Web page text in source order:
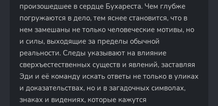
произошедшее в сердце Бухареста. Чем глубже
погружаются в дело, тем яснее становится, что в
нем замешаны не только человеческие мотивы, но
и силы, выходящие за пределы обычной
реальности. Следы указывают на влияние
сверхъестественных существ и явлений, заставляя
Эди и её команду искать ответы не только в уликах
и доказательствах, но и в загадочных символах,
знаках и видениях, которые кажутся